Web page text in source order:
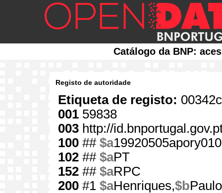
Catálogo da BNP:
Registo de autoridade
Etiqueta de registo:
001 59838
003 http://
100 ## $a
102 ## $aPT
152 ## $aRPC
200 #1 $aHenriques,$b